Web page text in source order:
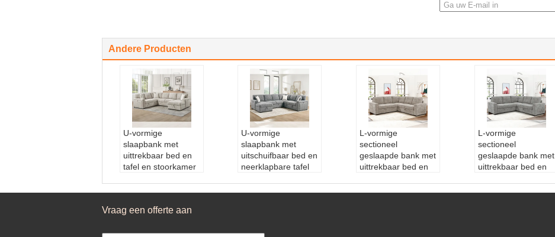
Andere Producten
U-vormige
slaapbank met
uittrekbaar bed en
tafel en stoorkamer
bekkenhouders,
Hoofdmateriaal::M
U-vormige
slaapbank met
uitschuifbaar bed en
neerklapbare tafel
marineblauwe stof
L-vormige
sectioneel
geslaapde bank met
uittrekbaar bed en
L-vormige
sectioneel
geslaapde bank met
uittrekbaar bed en
Vraag een offerte aan